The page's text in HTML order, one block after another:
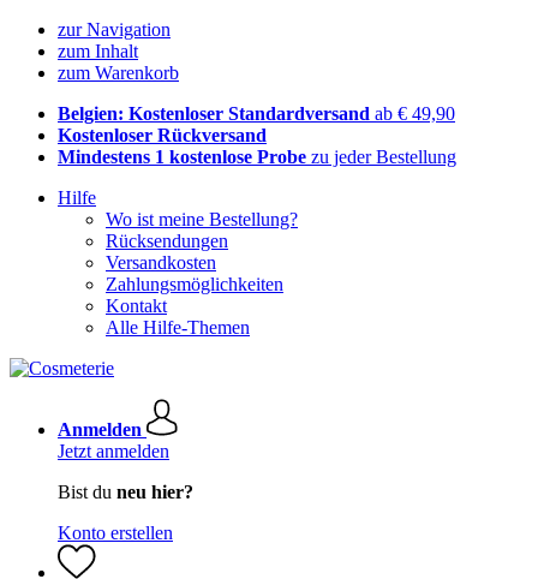
zur Navigation
zum Inhalt
zum Warenkorb
Belgien: Kostenloser Standardversand ab € 49,90
Kostenloser Rückversand
Mindestens 1 kostenlose Probe zu jeder Bestellung
Hilfe
Wo ist meine Bestellung?
Rücksendungen
Versandkosten
Zahlungsmöglichkeiten
Kontakt
Alle Hilfe-Themen
Anmelden
Jetzt anmelden
Bist du neu hier?
Konto erstellen